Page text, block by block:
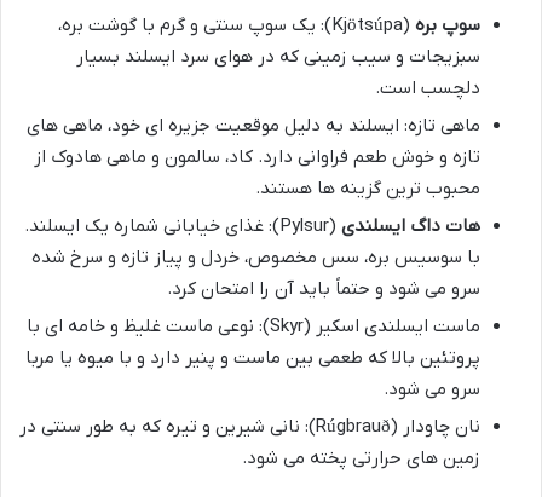
سوپ بره
(Kjötsúpa): یک سوپ سنتی و گرم با گوشت بره،
سبزیجات و سیب زمینی که در هوای سرد ایسلند بسیار
دلچسب است.
ماهی تازه: ایسلند به دلیل موقعیت جزیره ای خود، ماهی های
تازه و خوش طعم فراوانی دارد. کاد، سالمون و ماهی هادوک از
محبوب ترین گزینه ها هستند.
هات داگ ایسلندی
(Pylsur): غذای خیابانی شماره یک ایسلند.
با سوسیس بره، سس مخصوص، خردل و پیاز تازه و سرخ شده
سرو می شود و حتماً باید آن را امتحان کرد.
ماست ایسلندی اسکیر (Skyr): نوعی ماست غلیظ و خامه ای با
پروتئین بالا که طعمی بین ماست و پنیر دارد و با میوه یا مربا
سرو می شود.
نان چاودار (Rúgbrauð): نانی شیرین و تیره که به طور سنتی در
زمین های حرارتی پخته می شود.